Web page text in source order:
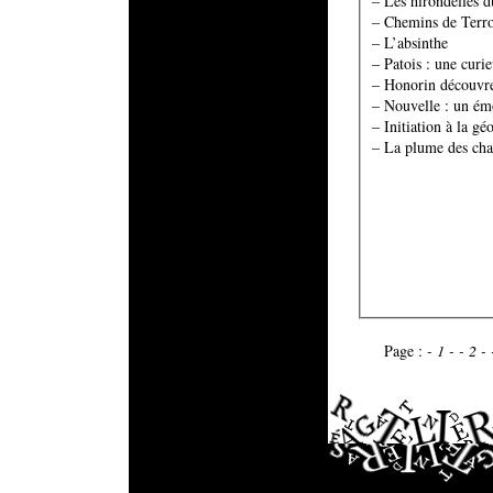
– Chemins de
– L’absinthe
– Patois : une
– Honorin
– Nouvelle : un
– Initiation à la
– La plume des
Page : - 1 - - 2 -